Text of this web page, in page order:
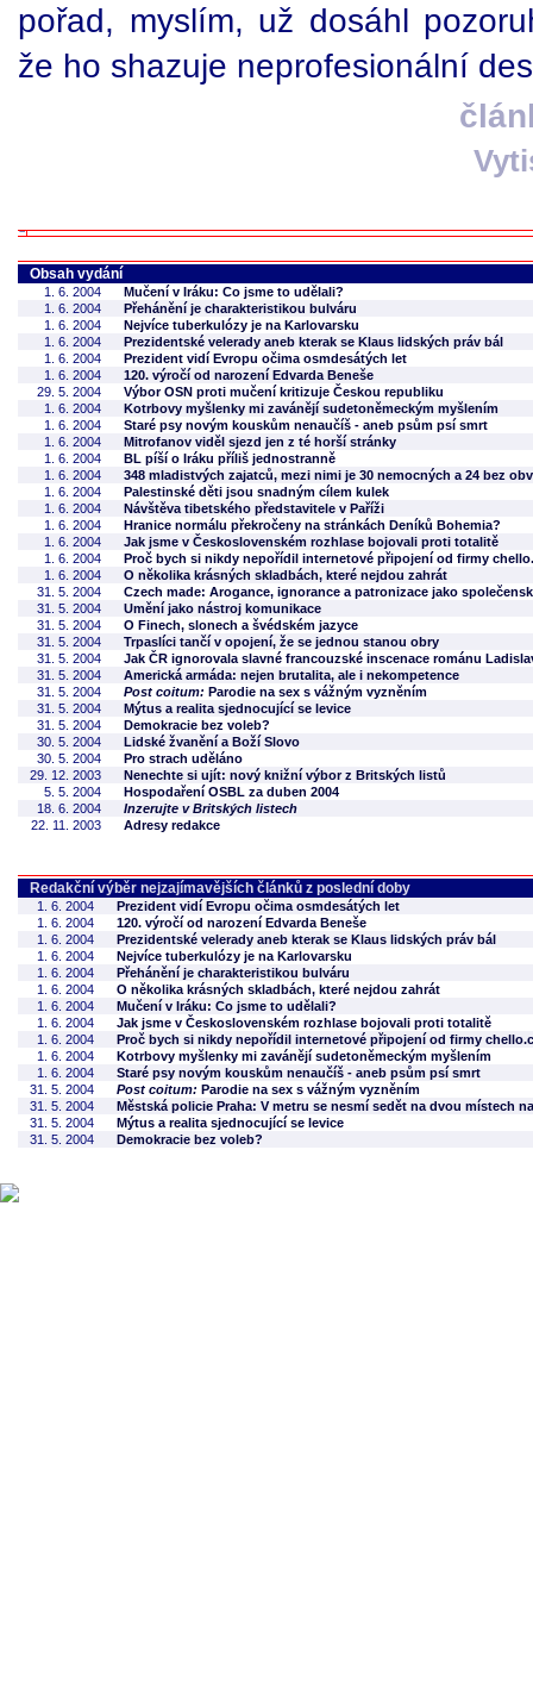
pořad, myslím, už dosáhl
že ho shazuje neprofesionální
Obsah vydání
1. 6. 2004
Mučení v Iráku: Co jsme to udělali?
1. 6. 2004
Přehánění je charakteristikou bulváru
1. 6. 2004
Nejvíce tuberkulózy je na Karlovarsku
1. 6. 2004
Prezidentské velerady aneb kterak se Klaus lidských práv bál
1. 6. 2004
Prezident vidí Evropu očima osmdesátých let
1. 6. 2004
120. výročí od narození Edvarda Beneše
29. 5. 2004
Výbor OSN proti mučení kritizuje Českou republiku
1. 6. 2004
Kotrbovy myšlenky mi zavánějí sudetoněmeckým myšlením
1. 6. 2004
Staré psy novým kouskům nenaučíš - aneb psům psí smrt
1. 6. 2004
Mitrofanov viděl sjezd jen z té horší stránky
1. 6. 2004
BL píší o Iráku příliš jednostranně
1. 6. 2004
348 mladistvých zajatců, mezi nimi je 30 nemocných a 24 bez
1. 6. 2004
Palestinské děti jsou snadným cílem kulek
1. 6. 2004
Návštěva tibetského představitele v Paříži
1. 6. 2004
Hranice normálu překročeny na stránkách Deníků Bohemia?
1. 6. 2004
Jak jsme v Československém rozhlase bojovali proti totalitě
1. 6. 2004
Proč bych si nikdy nepořídil internetové připojení od firmy
1. 6. 2004
O několika krásných skladbách, které nejdou zahrát
31. 5. 2004
Czech made: Arogance, ignorance a patronizace jako
31. 5. 2004
Umění jako nástroj komunikace
31. 5. 2004
O Finech, slonech a švédském jazyce
31. 5. 2004
Trpaslíci tančí v opojení, že se jednou stanou obry
31. 5. 2004
Jak ČR ignorovala slavné francouzské inscenace románu
31. 5. 2004
Americká armáda: nejen brutalita, ale i nekompetence
31. 5. 2004
Post coitum: Parodie na sex s vážným vyzněním
31. 5. 2004
Mýtus a realita sjednocující se levice
31. 5. 2004
Demokracie bez voleb?
30. 5. 2004
Lidské žvanění a Boží Slovo
30. 5. 2004
Pro strach uděláno
29. 12. 2003
Nenechte si ujít: nový knižní výbor z Britských listů
5. 5. 2004
Hospodaření OSBL za duben 2004
18. 6. 2004
Inzerujte v Britských listech
22. 11. 2003
Adresy redakce
Redakční výběr nejzajímavějších článků z poslední doby
1. 6. 2004
Prezident vidí Evropu očima osmdesátých let
1. 6. 2004
120. výročí od narození Edvarda Beneše
1. 6. 2004
Prezidentské velerady aneb kterak se Klaus lidských práv bál
1. 6. 2004
Nejvíce tuberkulózy je na Karlovarsku
1. 6. 2004
Přehánění je charakteristikou bulváru
1. 6. 2004
O několika krásných skladbách, které nejdou zahrát
1. 6. 2004
Mučení v Iráku: Co jsme to udělali?
1. 6. 2004
Jak jsme v Československém rozhlase bojovali proti totalitě
1. 6. 2004
Proč bych si nikdy nepořídil internetové připojení od firmy
1. 6. 2004
Kotrbovy myšlenky mi zavánějí sudetoněmeckým myšlením
1. 6. 2004
Staré psy novým kouskům nenaučíš - aneb psům psí smrt
31. 5. 2004
Post coitum: Parodie na sex s vážným vyzněním
31. 5. 2004
Městská policie Praha: V metru se nesmí sedět na dvou místech
31. 5. 2004
Mýtus a realita sjednocující se levice
31. 5. 2004
Demokracie bez voleb?